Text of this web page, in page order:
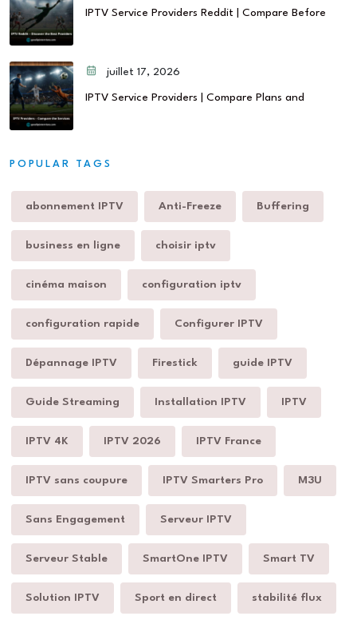
IPTV Service Providers Reddit | Compare Before
juillet 17, 2026
IPTV Service Providers | Compare Plans and
POPULAR TAGS
abonnement IPTV Anti-Freeze Buffering
business en ligne choisir iptv
cinéma maison configuration iptv
configuration rapide Configurer IPTV
Dépannage IPTV Firestick guide IPTV
Guide Streaming Installation IPTV IPTV
IPTV 4K IPTV 2026 IPTV France
IPTV sans coupure IPTV Smarters Pro M3U
Sans Engagement Serveur IPTV
Serveur Stable SmartOne IPTV Smart TV
Solution IPTV Sport en direct stabilité flux